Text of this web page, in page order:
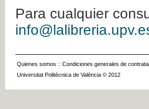
Para cualquier
Quienes somos :: Condiciones generales de
Universitat Politècnica de València © 2012